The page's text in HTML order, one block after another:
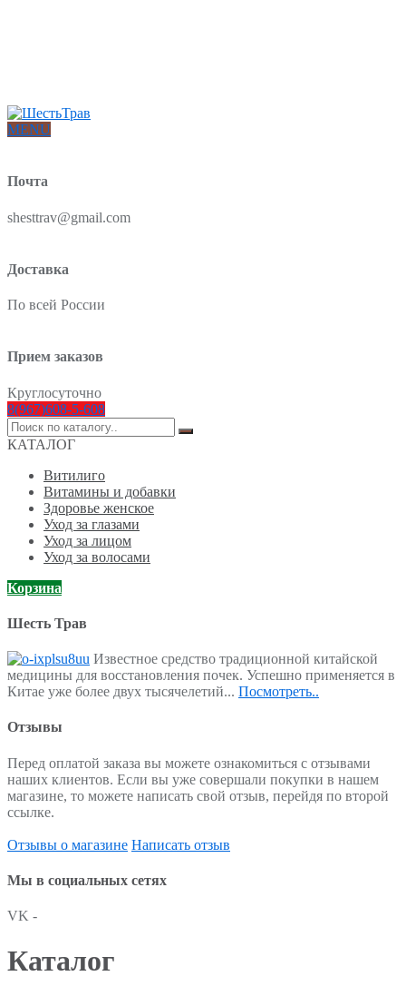
MENU
Почта
shesttrav@gmail.com
Доставка
По всей России
Прием заказов
Круглосуточно
8(967)608-5-608
Поиск
по:
КАТАЛОГ
Витилиго
Витамины и добавки
Здоровье женское
Уход за глазами
Уход за лицом
Уход за волосами
Корзина
Шесть Трав
Известное средство традиционной китайской
медицины для восстановления почек. Успешно применяется в
Китае уже более двух тысячелетий... Посмотреть..
Отзывы
Перед оплатой заказа вы можете ознакомиться с отзывами
наших клиентов. Если вы уже совершали покупки в нашем
магазине, то можете написать свой отзыв, перейдя по второй
ссылке.
Отзывы о магазине Написать отзыв
Мы в социальных сетях
VK -
Каталог